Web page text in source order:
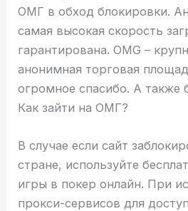
ОМГ в обход блокировки.
самая высокая скорость
гарантирована. OMG –
анонимная торговая
огромное спасибо. А также
Как зайти на ОМГ?
В случае если сайт
стране, используйте
игры в покер онлайн. При
прокси-сервисов для